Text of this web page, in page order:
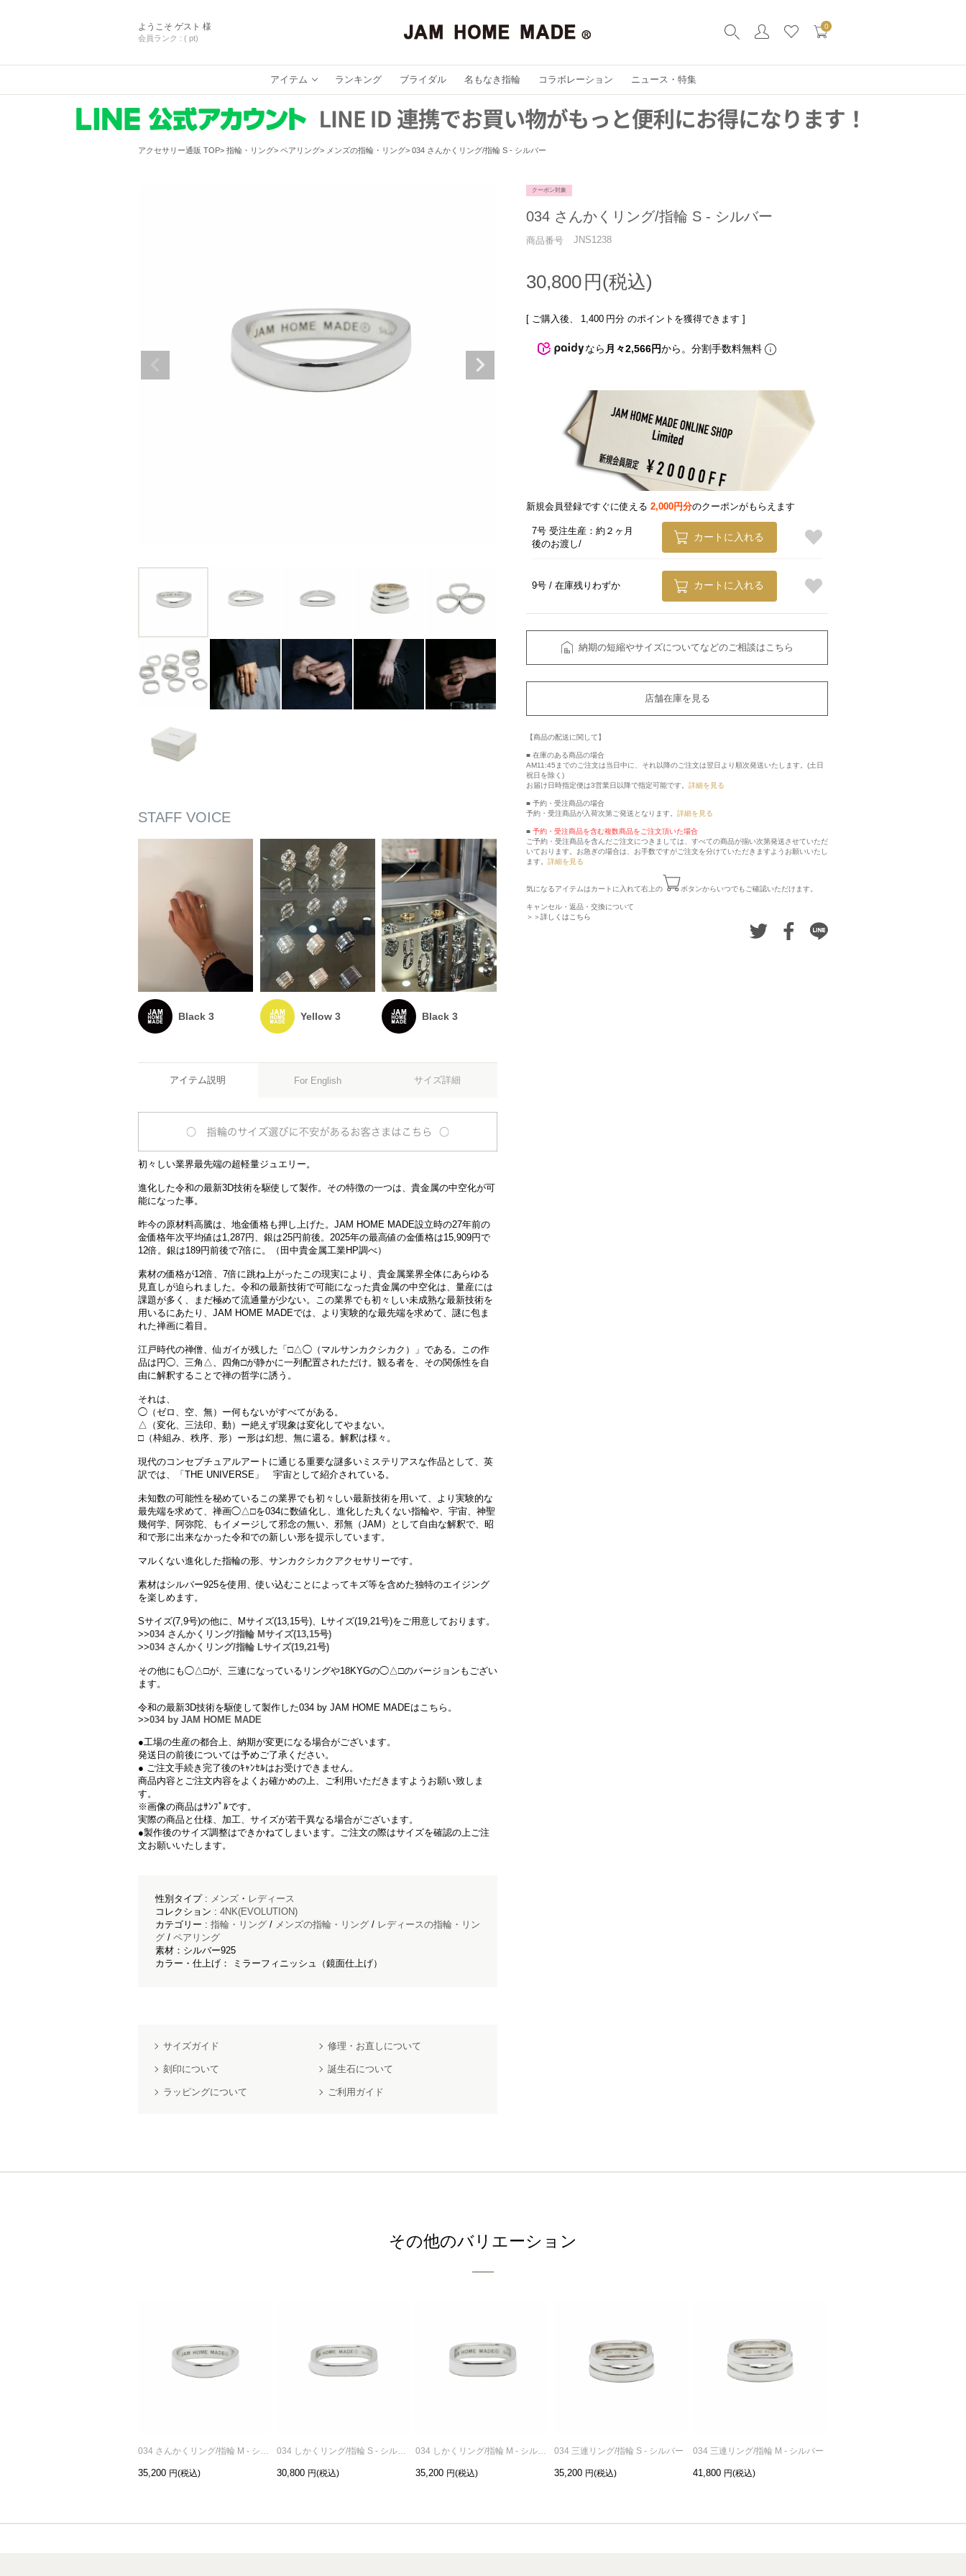
ようこそ ゲスト 様
会員ランク : ( pt)
0
アイテム ランキング ブライダル 名もなき指輪 コラボレーション ニュース・特集
アクセサリー通販 TOP 指輪・リング ペアリング メンズの指輪・リング 034 さんかくリング/指輪 S - シルバー
Black 3 Yellow 3 Black 3
アイテム説明 For English サイズ詳細
初々しい業界最先端の超軽量ジュエリー。
進化した令和の最新3D技術を駆使して製作。その特徴の一つは、貴金属の中空化が可
能になった事。
昨今の原材料高騰は、地金価格も押し上げた。JAM HOME MADE設立時の27年前の
金価格年次平均値は1,287円、銀は25円前後。2025年の最高値の金価格は15,909円で
12倍。銀は189円前後で7倍に。（田中貴金属工業HP調べ）
素材の価格が12倍、7倍に跳ね上がったこの現実により、貴金属業界全体にあらゆる
見直しが迫られました。令和の最新技術で可能になった貴金属の中空化は、量産には
課題が多く、まだ極めて流通量が少ない。この業界でも初々しい未成熟な最新技術を
用いるにあたり、JAM HOME MADEでは、より実験的な最先端を求めて、謎に包ま
れた禅画に着目。
江戸時代の禅僧、仙ガイが残した「□△◯（マルサンカクシカク）」である。この作
品は円◯、三角△、四角□が静かに一列配置されただけ。観る者を、その関係性を自
由に解釈することで禅の哲学に誘う。
それは、
◯（ゼロ、空、無）ー何もないがすべてがある。
△（変化、三法印、動）ー絶えず現象は変化してやまない。
□（枠組み、秩序、形）ー形は幻想、無に還る。解釈は様々。
現代のコンセプチュアルアートに通じる重要な謎多いミステリアスな作品として、英
訳では、「THE UNIVERSE」 宇宙として紹介されている。
未知数の可能性を秘めているこの業界でも初々しい最新技術を用いて、より実験的な
最先端を求めて、禅画◯△□を034に数値化し、進化した丸くない指輪や、宇宙、神聖
幾何学、阿弥陀、もイメージして邪念の無い、邪無（JAM）として自由な解釈で、昭
和で形に出来なかった令和での新しい形を提示しています。
マルくない進化した指輪の形、サンカクシカクアクセサリーです。
素材はシルバー925を使用、使い込むことによってキズ等を含めた独特のエイジング
を楽しめます。
Sサイズ(7,9号)の他に、Mサイズ(13,15号)、Lサイズ(19,21号)をご用意しております。
>>034 さんかくリング/指輪 Mサイズ(13,15号)
>>034 さんかくリング/指輪 Lサイズ(19,21号)
その他にも◯△□が、三連になっているリングや18KYGの◯△□のバージョンもござい
ます。
令和の最新3D技術を駆使して製作した034 by JAM HOME MADEはこちら。
>>034 by JAM HOME MADE
●工場の生産の都合上、納期が変更になる場合がございます。
発送日の前後については予めご了承ください。
● ご注文手続き完了後のｷｬﾝｾﾙはお受けできません。
商品内容とご注文内容をよくお確かめの上、ご利用いただきますようお願い致しま
す。
※画像の商品はｻﾝﾌﾟﾙです。
実際の商品と仕様、加工、サイズが若干異なる場合がございます。
●製作後のサイズ調整はできかねてしまいます。ご注文の際はサイズを確認の上ご注
文お願いいたします。
性別タイプ : メンズ ・ レディース
コレクション : 4NK(EVOLUTION)
カテゴリー : 指輪・リング / メンズの指輪・リング / レディースの指輪・リン
グ / ペアリング
素材：シルバー925
カラー・仕上げ： ミラーフィニッシュ（鏡面仕上げ）
サイズガイド 修理・お直しについて
刻印について 誕生石について
ラッピングについて ご利用ガイド
クーポン対象
034 さんかくリング/指輪 S - シルバー
商品番号 JNS1238
30,800
[ ご購入後、 1,400 円分 のポイントを獲得できます ]
なら 月々2,566円から。分割手数料無料
新規会員登録ですぐに使える 2,000円分のクーポンがもらえます
7号 受注生産：約２ヶ月
後のお渡し
カートに入れる
9号 在庫残りわずか カートに入れる
納期の短縮やサイズについてなどのご相談はこちら
店舗在庫を見る
【商品の配送に関して】
■ 在庫のある商品の場合
AM11:45までのご注文は当日中に、それ以降のご注文は翌日より順次発送いたします。(土日
祝日を除く)
お届け日時指定便は3営業日以降で指定可能です。 詳細を見る
■ 予約・受注商品の場合
予約・受注商品が入荷次第ご発送となります。 詳細を見る
■ 予約・受注商品を含む複数商品をご注文頂いた場合
ご予約・受注商品を含んだご注文につきましては、すべての商品が揃い次第発送させていただ
いております。お急ぎの場合は、お手数ですがご注文を分けていただきますようお願いいたし
ます。 詳細を見る
気になるアイテムはカートに入れて右上の ボタンからいつでもご確認いただけます。
キャンセル・返品・交換について
＞＞詳しくはこちら
その他のバリエーション
034 さんかくリング/指輪 M - シルバー
35,200
034 しかくリング/指輪 S - シルバー
30,800
034 しかくリング/指輪 M - シルバー
35,200
034 三連リング/指輪 S - シルバー
35,200
034 三連リング/指輪 M - シルバー
41,800